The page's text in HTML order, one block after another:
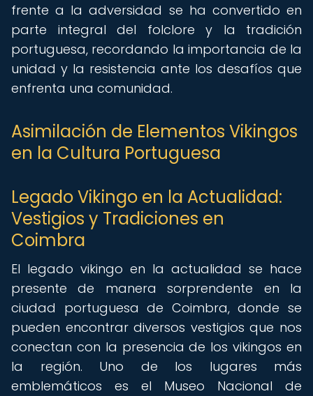
frente a la adversidad se ha convertido en
parte integral del folclore y la tradición
portuguesa, recordando la importancia de la
unidad y la resistencia ante los desafíos que
enfrenta una comunidad.
Asimilación de Elementos Vikingos
en la Cultura Portuguesa
Legado Vikingo en la Actualidad:
Vestigios y Tradiciones en
Coimbra
El legado vikingo en la actualidad se hace
presente de manera sorprendente en la
ciudad portuguesa de Coimbra, donde se
pueden encontrar diversos vestigios que nos
conectan con la presencia de los vikingos en
la región. Uno de los lugares más
emblemáticos es el Museo Nacional de